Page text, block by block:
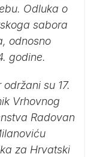
Odluka o
sabora
odnosno
godine.
su 17.
Vrhovnog
Radovan
za Hrvatski